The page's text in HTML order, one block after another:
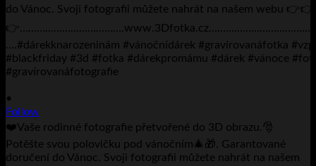
•
Follow
❤️Vaše rodinné fotografie přetvořené do 3D obrazu.🎅
Potěšte svou polovičku pod vánočním🎄🎁. Garantované
doručení do Vánoc. Svoji fotografii můžete nahrát na našem